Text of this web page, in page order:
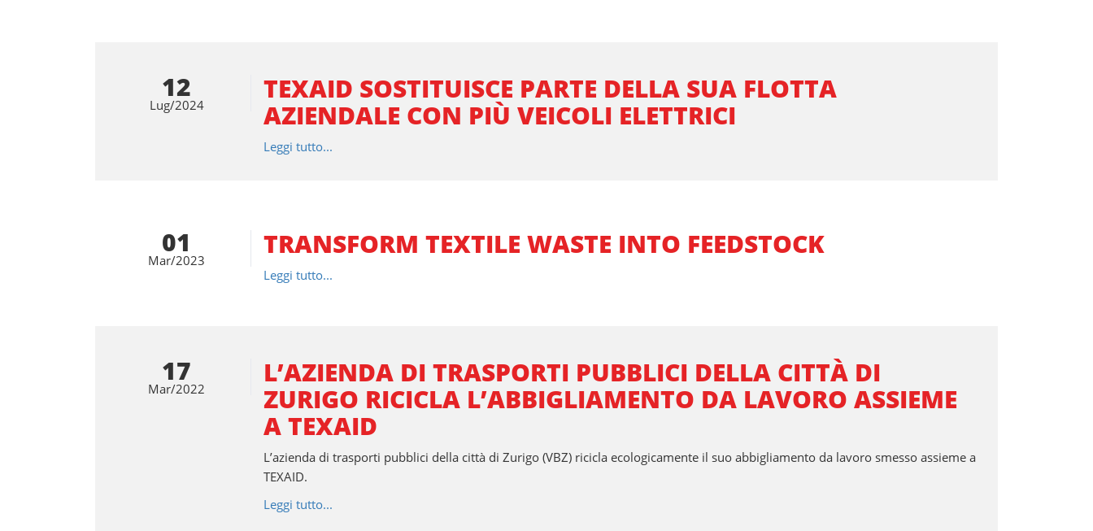
12
Lug/2024
TEXAID SOSTITUISCE PARTE DELLA SUA FLOTTA
AZIENDALE CON PIÙ VEICOLI ELETTRICI
Leggi tutto...
01
Mar/2023 TRANSFORM TEXTILE WASTE INTO FEEDSTOCK
Leggi tutto...
17
Mar/2022
L’AZIENDA DI TRASPORTI PUBBLICI DELLA CITTÀ DI
ZURIGO RICICLA L’ABBIGLIAMENTO DA LAVORO ASSIEME
A TEXAID
L’azienda di trasporti pubblici della città di Zurigo (VBZ) ricicla ecologicamente il suo abbigliamento da lavoro smesso assieme a
TEXAID.
Leggi tutto...